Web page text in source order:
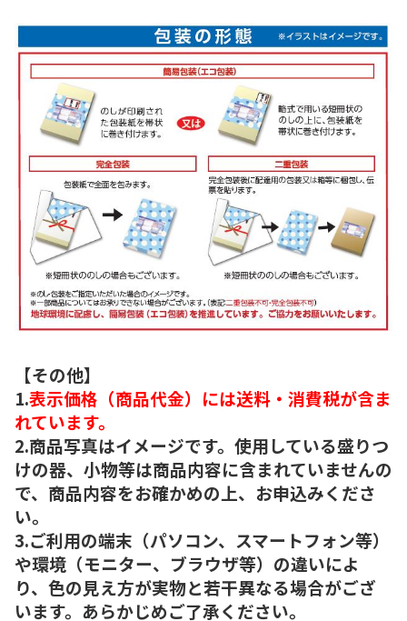
【その他】
1.表示価格（商品代金）には送料・消費税が含ま
れています。
2.商品写真はイメージです。使用している盛りつ
けの器、小物等は商品内容に含まれていませんの
で、商品内容をお確かめの上、お申込みくださ
い。
3.ご利用の端末（パソコン、スマートフォン等）
や環境（モニター、ブラウザ等）の違いによ
り、色の見え方が実物と若干異なる場合がござ
います。あらかじめご了承ください。